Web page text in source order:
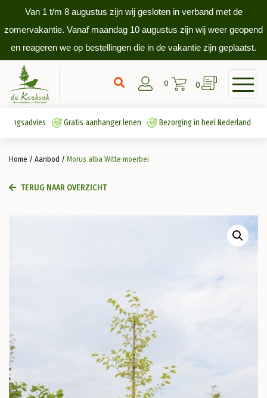
Van 1 t/m 8 augustus zijn wij gesloten in verband met de
zomervakantie. Vanaf maandag 10 augustus zijn wij weer geopend
en reageren we op bestellingen die in de vakantie zijn geplaatst.
0
0
Gratis aanhanger lenen Bezorging in heel Nederland
Home / Aanbod / Morus alba Witte moerbei
TERUG NAAR OVERZICHT